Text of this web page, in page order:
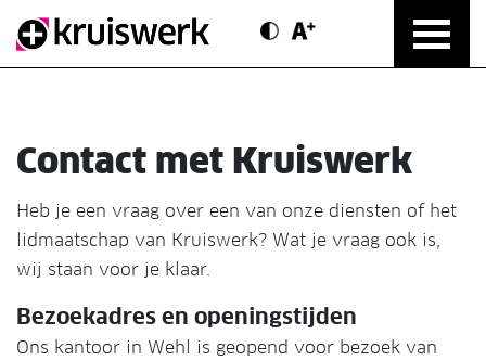
Direct door naar content
Contrast modus
Text vergroten
Contact met Kruiswerk
Heb je een vraag over een van onze diensten of het
lidmaatschap van Kruiswerk? Wat je vraag ook is,
wij staan voor je klaar.
Bezoekadres en openingstijden
Ons kantoor in Wehl is geopend voor bezoek van